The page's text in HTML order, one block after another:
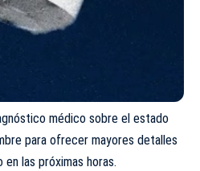
médico sobre el estado
para ofrecer mayores detalles
las próximas horas.